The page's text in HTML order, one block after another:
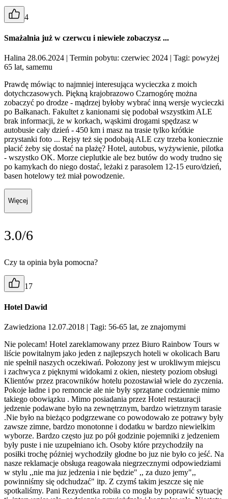
4
Smażalnia już w czerwcu i niewiele zobaczysz ...
Halina 28.06.2024 | Termin pobytu: czerwiec 2024 | Tagi: powyżej
65 lat, samemu
Prawdę mówiąc to najmniej interesująca wycieczka z moich
dotychczasowych. Piękną krajobrazowo Czarnogórę można
zobaczyć po drodze - mądrzej byłoby wybrać inną wersje wycieczki
po Bałkanach. Fakultet z kanionami się podobał wszystkim ALE
brak informacji, że w korkach, wąskimi drogami spędzasz w
autobusie cały dzień - 450 km i masz na trasie tylko krótkie
przystanki foto ... Rejsy też się podobają ALE czy trzeba koniecznie
płacić żeby się dostać na plażę? Hotel, autobus, wyżywienie, pilotka
- wszystko OK. Morze cieplutkie ale bez butów do wody trudno się
po kamykach do niego dostać, leżaki z parasolem 12-15 euro/dzień,
basen hotelowy też miał powodzenie.
Więcej
3.0/6
Czy ta opinia była pomocna?
17
Hotel Dawid
Zawiedziona 12.07.2018 | Tagi: 56-65 lat, ze znajomymi
Nie polecam! Hotel zareklamowany przez Biuro Rainbow Tours w
liście powitalnym jako jeden z najlepszych hoteli w okolicach Baru
nie spełnił naszych oczekiwań. Połozony jest w urokliwym miejscu
i zachwyca z pięknymi widokami z okien, niestety poziom obsługi
Klientów przez pracowników hotelu pozostawiał wiele do zyczenia.
Pokoje ładne i po remoncie ale nie były sprzątane codziennie mimo
takiego obowiązku . Mimo posiadania przez Hotel restauracji
jedzenie podawane było na zewnętrznym, bardzo wietrznym tarasie
.Nie było na bieżąco podgrzewane co powodowało ze potrawy były
zawsze zimne, bardzo monotonne i dodatku w bardzo niewielkim
wyborze. Bardzo często juz po pół godzinie pojemniki z jedzeniem
były puste i nie uzupełniano ich. Osoby które przychodziły na
posiłki trochę póżniej wychodziły głodne bo juz nie było co jeść. Na
nasze reklamacje obsługa reagowała niegrzecznymi odpowiedziami
w stylu ,,nie ma juz jedzenia i nie będzie" ,, za duzo jemy",,
powinniśmy się odchudzać" itp. Z czymś takim jeszcze się nie
spotkaliśmy. Pani Rezydentka robiła co mogła by poprawić sytuację